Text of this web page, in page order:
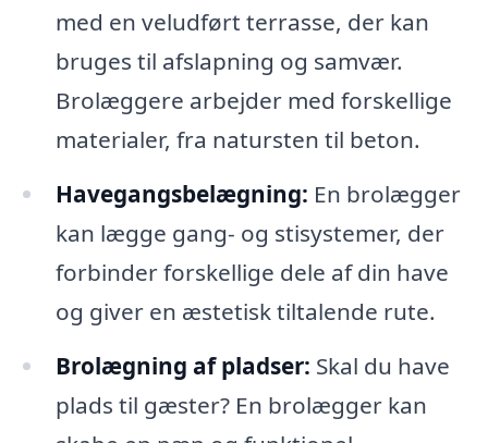
med en veludført terrasse, der kan
bruges til afslapning og samvær.
Brolæggere arbejder med forskellige
materialer, fra natursten til beton.
Havegangsbelægning: En brolægger
kan lægge gang- og stisystemer, der
forbinder forskellige dele af din have
og giver en æstetisk tiltalende rute.
Brolægning af pladser: Skal du have
plads til gæster? En brolægger kan